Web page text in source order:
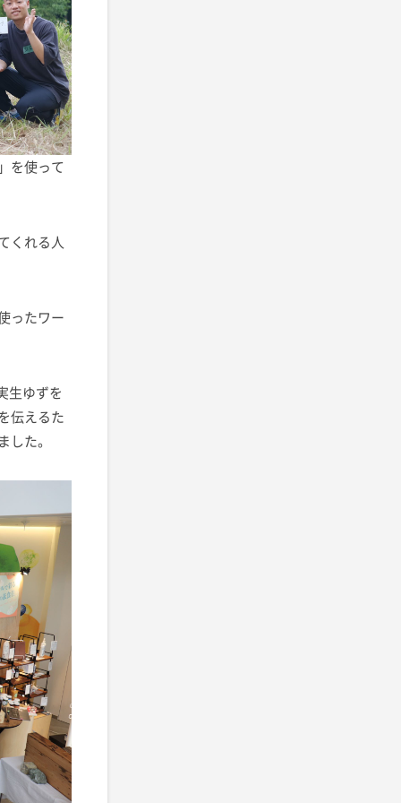
を使って
くれる人
ったワー
生ゆずを
伝えるた
た。